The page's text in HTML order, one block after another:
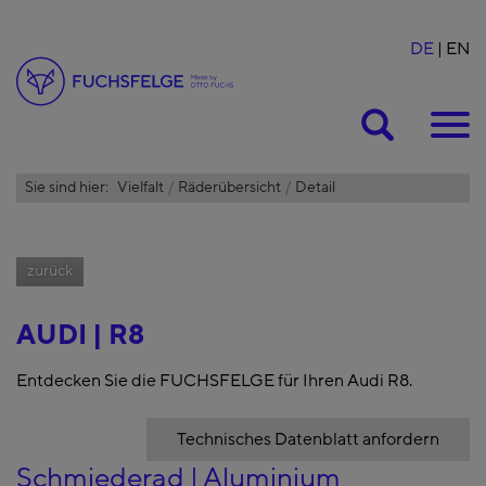
DE EN
Sie sind hier: Vielfalt Räderübersicht Detail
zurück
AUDI | R8
Entdecken Sie die FUCHSFELGE für Ihren Audi R8.
Technisches Datenblatt anfordern
Schmiederad | Aluminium